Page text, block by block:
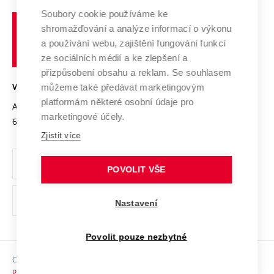
Výzkumné infrastruktury
Transfer znalostí
Open Science
Projekty
Projekty ze strukturálních fondů
Specifický výzkum
Spolupráce se školami
Služby univerzity
Mezinárodní dohody
Univerzitní sítě
Profil univerzity
Udržitelná univerzita
Podnikavá univerzita / ContriBUTe
Bezpečná univerzita
Vyznamenání
Organizační struktura
Ochrana osobních údajů
odkaz)
Sociální bezpečí
učení
technické
VYSOKÉ UČENÍ TECHNICKÉ V BRNĚ
Antonínská 548/1
602 00 Brno
www.vut.cz
vut@vutbr.cz
Copyright © 2026 VUT
Prohlášení o přístupnosti
Soubory cookie používáme ke
shromažďování a analýze informací o výkonu
a používání webu, zajištění fungování funkcí
ze sociálních médií a ke zlepšení a
přizpůsobení obsahu a reklam. Se souhlasem
můžeme také předávat marketingovým
platformám některé osobní údaje pro
marketingové účely.
Zjistit více
POVOLIT VŠE
Nastavení
Povolit pouze nezbytné